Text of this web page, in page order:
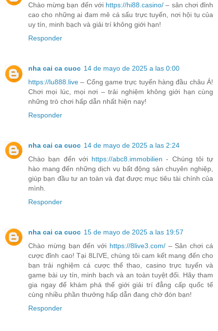
Chào mừng bạn đến với https://hi88.casino/ – sân chơi đỉnh
cao cho những ai đam mê cá sấu trực tuyến, nơi hội tụ của
uy tín, minh bạch và giải trí không giới hạn!
Responder
nha cai ca cuoc 14 de mayo de 2025 a las 0:00
https://lu888.live – Cổng game trực tuyến hàng đầu châu Á!
Chơi mọi lúc, mọi nơi – trải nghiệm không giới hạn cùng
những trò chơi hấp dẫn nhất hiện nay!
Responder
nha cai ca cuoc 14 de mayo de 2025 a las 2:24
Chào bạn đến với https://abc8.immobilien - Chúng tôi tự
hào mang đến những dịch vụ bất động sản chuyên nghiệp,
giúp bạn đầu tư an toàn và đạt được mục tiêu tài chính của
mình.
Responder
nha cai ca cuoc 15 de mayo de 2025 a las 19:57
Chào mừng bạn đến với https://8live3.com/– Sân chơi cá
cược đỉnh cao! Tại 8LIVE, chúng tôi cam kết mang đến cho
bạn trải nghiệm cá cược thể thao, casino trực tuyến và
game bài uy tín, minh bạch và an toàn tuyệt đối. Hãy tham
gia ngay để khám phá thế giới giải trí đẳng cấp quốc tế
cùng nhiều phần thưởng hấp dẫn đang chờ đón bạn!
Responder